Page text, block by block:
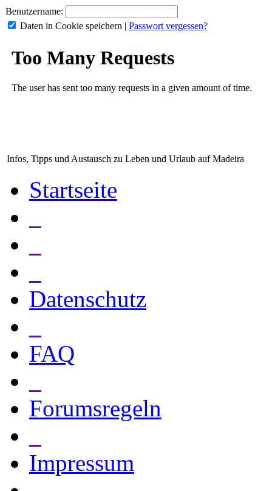
Benutzername:
Daten in Cookie speichern | Passwort vergessen?
Infos, Tipps und Austausch zu Leben und Urlaub auf Madeira
Startseite
Datenschutz
FAQ
Forumsregeln
Impressum